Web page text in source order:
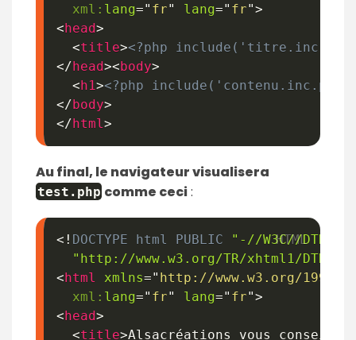
xml: lang=" fr" lang=" fr">
<head>
<title><?php
</head><body>
<h1><?php
</body>
</html >
Au final, le navigateur visualisera
test . php comme ceci:
<! DOCTYPE html PUBLIC
"-//W3C//DTD
"http://www.w3.org/TR/xhtml1/DTD/
<html xmlns=" http://www.w3.org/1999/
xml: lang=" fr" lang=" fr">
<head>
<title>Alsacréations vous conseille